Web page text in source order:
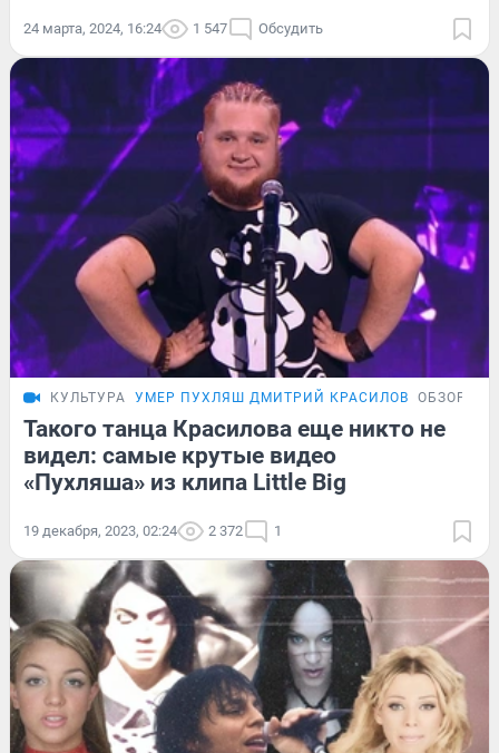
24 марта, 2024, 16:24 1 547 Обсудить
КУЛЬТУРА УМЕР ПУХЛЯШ ДМИТРИЙ КРАСИЛОВ ОБЗОР
Такого танца Красилова еще никто не
видел: самые крутые видео
«Пухляша» из клипа Little Big
19 декабря, 2023, 02:24 2 372 1